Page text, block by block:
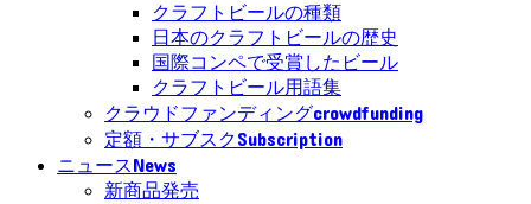
クラフトビールの種類
日本のクラフトビールの歴史
国際コンペで受賞したビール
クラフトビール用語集
クラウドファンディングcrowdfunding
定額・サブスクSubscription
ニュースNews
新商品発売